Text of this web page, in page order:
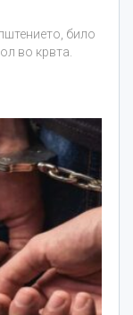
било
во крвта.